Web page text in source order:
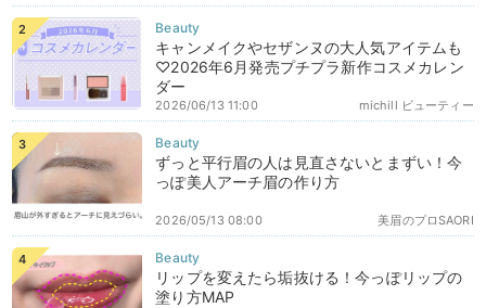
キャンメイクやセザンヌの大人気アイテムも
♡2026年6月発売プチプラ新作コスメカレン
ダー
michill ビューティー
2026/06/13 11:00
ずっと平行眉の人は見直さないとまずい！今
っぽ美人アーチ眉の作り方
美眉のプロSAORI
2026/05/13 08:00
リップを変えたら垢抜ける！今っぽリップの
塗り方MAP